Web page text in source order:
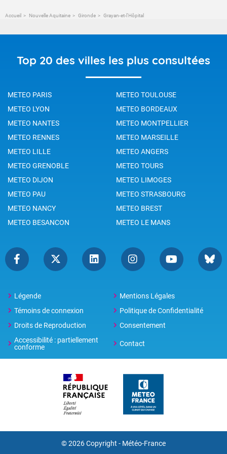
Accueil Nouvelle Aquitaine Gironde Grayan-et-l'Hôpital
Top 20 des villes les plus consultées
METEO PARIS
METEO TOULOUSE
METEO LYON
METEO BORDEAUX
METEO NANTES
METEO MONTPELLIER
METEO RENNES
METEO MARSEILLE
METEO LILLE
METEO ANGERS
METEO GRENOBLE
METEO TOURS
METEO DIJON
METEO LIMOGES
METEO PAU
METEO STRASBOURG
METEO NANCY
METEO BREST
METEO BESANCON
METEO LE MANS
Légende
Mentions Légales
Témoins de connexion
Politique de Confidentialité
Droits de Reproduction
Consentement
Accessibilité : partiellement
conforme
Contact
© 2026 Copyright - Météo-France